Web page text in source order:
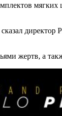
жертв, а